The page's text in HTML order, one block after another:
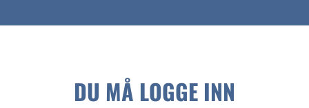
DU MÅ LOGGE INN